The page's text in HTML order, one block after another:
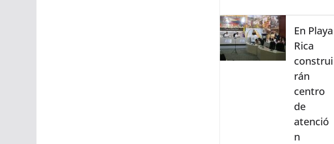
En Playa
Rica
construi
rán
centro
de
atenció
n